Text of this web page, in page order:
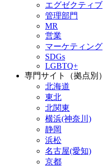
エグゼクティブ
管理部門
MR
営業
マーケティング
SDGs
LGBTQ+
専門サイト（拠点別）
北海道
東北
北関東
横浜(神奈川)
静岡
浜松
名古屋(愛知)
京都